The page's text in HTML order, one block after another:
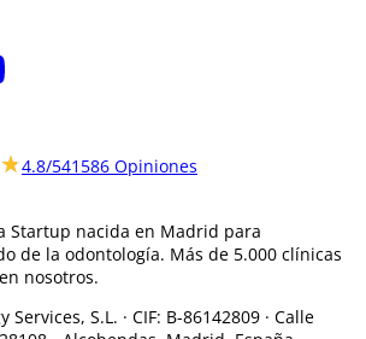
4.8/541586 Opiniones
Startup nacida en Madrid para
de la odontología. Más de 5.000 clínicas
nosotros.
S.L. · CIF: B-86142809 · Calle